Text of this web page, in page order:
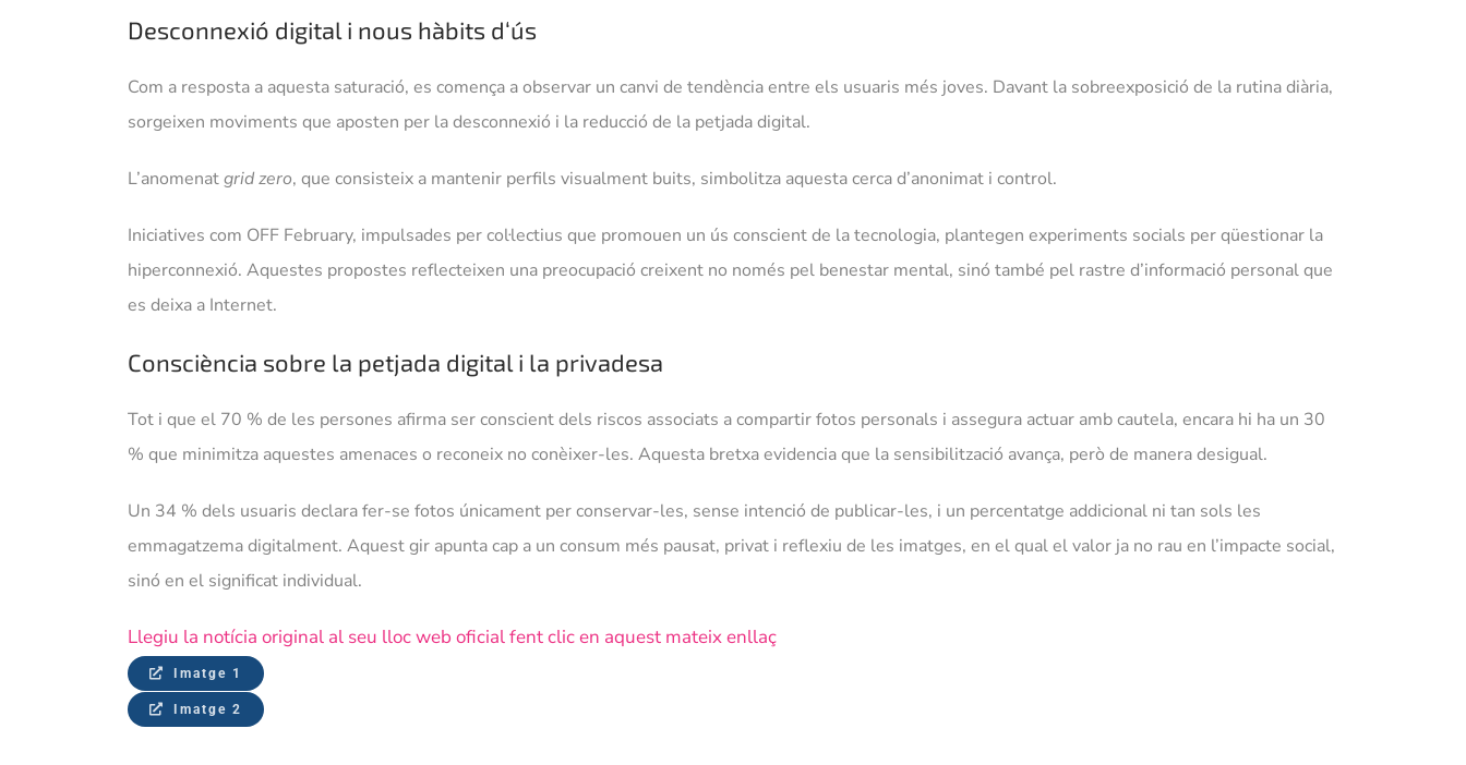
Desconnexió digital i nous hàbits d‘ús
Com a resposta a aquesta saturació, es comença a observar un canvi de tendència entre els usuaris més joves. Davant la sobreexposició de la rutina diària,
sorgeixen moviments que aposten per la desconnexió i la reducció de la petjada digital.
L’anomenatgrid zero, que consisteix a mantenir perfils visualment buits, simbolitza aquesta cerca d’anonimat i control.
Iniciatives com OFF February, impulsades per col·lectius que promouen un ús conscient de la tecnologia, plantegen experiments socials per qüestionar la
hiperconnexió. Aquestes propostes reflecteixen una preocupació creixent no només pel benestar mental, sinó també pel rastre d’informació personal que
es deixa a Internet.
Consciència sobre la petjada digital i la privadesa
Tot i que el 70 % de les persones afirma ser conscient dels riscos associats a compartir fotos personals i assegura actuar amb cautela, encara hi ha un 30
% que minimitza aquestes amenaces o reconeix no conèixer-les. Aquesta bretxa evidencia que la sensibilització avança, però de manera desigual.
Un 34 % dels usuaris declara fer-se fotos únicament per conservar-les, sense intenció de publicar-les, i un percentatge addicional ni tan sols les
emmagatzema digitalment. Aquest gir apunta cap a un consum més pausat, privat i reflexiu de les imatges, en el qual el valor ja no rau en l’impacte social,
sinó en el significat individual.
Llegiu la notícia original al seu lloc web oficial fent clic en aquest mateix enllaç
Imatge 1
Imatge 2